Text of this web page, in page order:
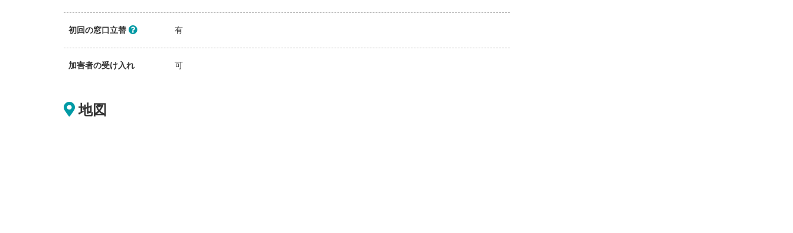
初回の窓口立替 有
加害者の受け入れ 可
地図